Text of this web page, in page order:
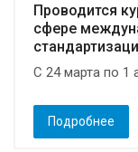
Проводится
сфере
С 24 марта по 1
Подробнее